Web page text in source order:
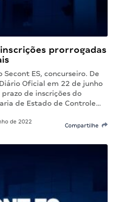
prorrogadas
ES, concurseiro. De
Oficial em 22 de junho
de inscrições do
de Estado de Controle…
de 2022
Compartilhe